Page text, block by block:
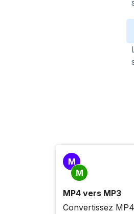
M
M
MP4 vers MP3
Convertissez